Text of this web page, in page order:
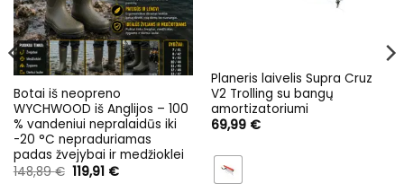
Botai iš neopreno
WYCHWOOD iš Anglijos – 100
% vandeniui nepralaidūs iki
-20 °C nepraduriamas
padas žvejybai ir medžioklei
148,89€ Original
price
119,91 €Current
Planeris laivelis Supra Cruz
V2 Trolling su bangų
amortizatoriumi
69,99 €